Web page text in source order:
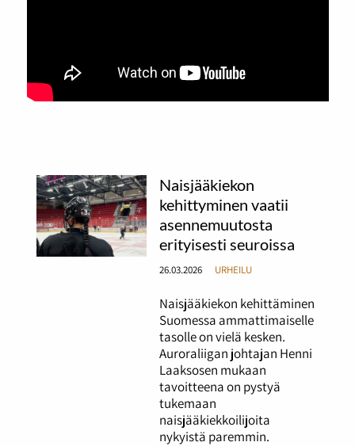
Naisjääkiekon
kehittyminen vaatii
asennemuutosta
erityisesti seuroissa
26.03.2026 URHEILU
Naisjääkiekon kehittäminen
Suomessa ammattimaiselle
tasolle on vielä kesken.
Auroraliigan johtajan Henni
Laaksosen mukaan
tavoitteena on pystyä
tukemaan
naisjääkiekkoilijoita
nykyistä paremmin.